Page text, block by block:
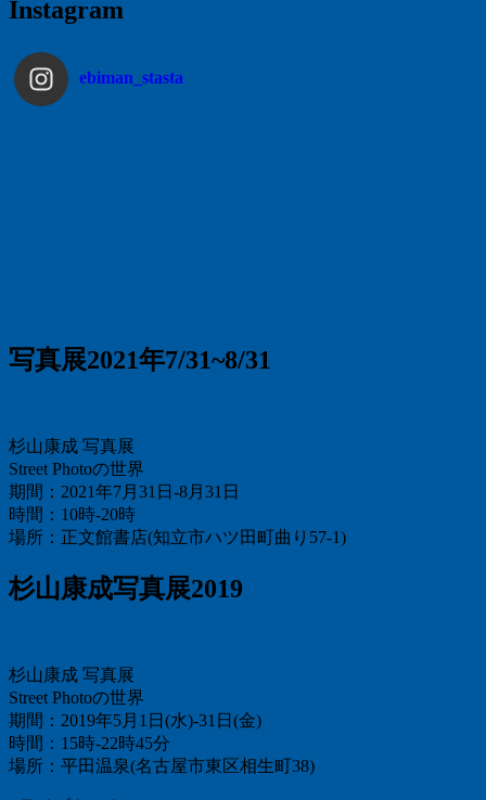
Instagram
ebiman_stasta
写真展2021年7/31~8/31
杉山康成 写真展
Street Photoの世界
期間：2021年7月31日-8月31日
時間：10時-20時
場所：正文館書店(知立市ハツ田町曲り57-1)
杉山康成写真展2019
杉山康成 写真展
Street Photoの世界
期間：2019年5月1日(水)-31日(金)
時間：15時-22時45分
場所：平田温泉(名古屋市東区相生町38)